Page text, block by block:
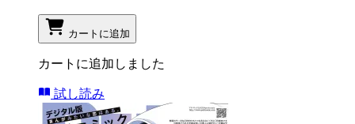
カートに追加
カートに追加しました
試し読み